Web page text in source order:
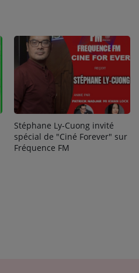
Stéphane Ly-Cuong invité
spécial de "Ciné Forever" sur
Fréquence FM